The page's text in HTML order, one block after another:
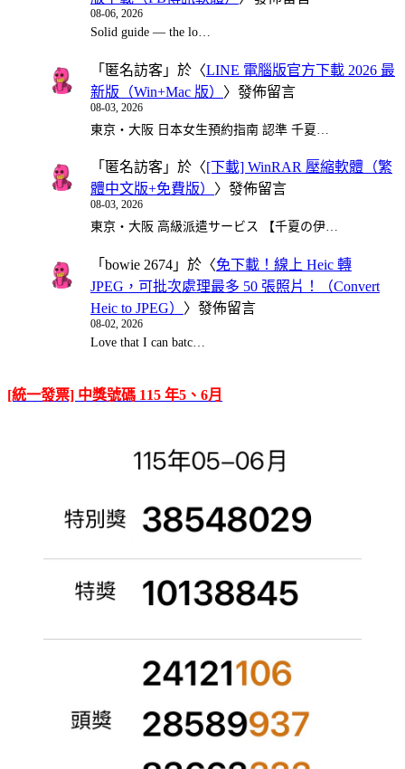
08-06, 2026
Solid guide — the lo…
「 匿名訪客 」於〈LINE 電腦版官方下載 2026 最
新版（Win+Mac 版） 〉發佈留言
08-03, 2026
東京・大阪 日本女生預約指南 認準 千夏…
「 匿名訪客 」於〈[下載] WinRAR 壓縮軟體（繁
體中文版+免費版） 〉發佈留言
08-03, 2026
東京・大阪 高級派遣サービス 【千夏の伊…
「 bowie 2674 」於〈免下載！線上 Heic 轉
JPEG，可批次處理最多 50 張照片！（Convert
Heic to JPEG） 〉發佈留言
08-02, 2026
Love that I can batc…
[統一發票] 中獎號碼 115 年5、6月